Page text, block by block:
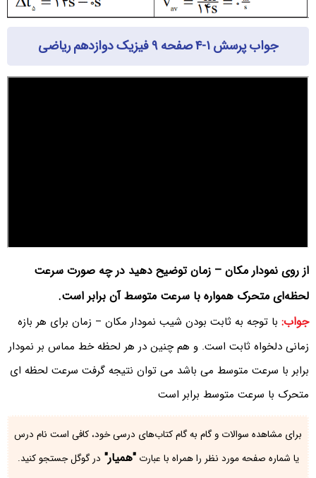
جواب پرسش ۱-۴ صفحه ۹ فیزیک دوازدهم ریاضی
از روی نمودار مکان – زمان توضیح دهید در چه صورت سرعت
لحظه‌ای متحرک همواره با سرعت متوسط آن برابر است.
جواب: با توجه به ثابت بودن شیب نمودار مکان – زمان برای هر بازه
زمانی دلخواه ثابت است. و هم چنین در هر لحظه خط مماس بر نمودار
برابر با سرعت متوسط می باشد می توان نتیجه گرفت سرعت لحظه ای
متحرک با سرعت متوسط برابر است
برای مشاهده سوالات و گام به گام کتاب‌های درسی خود، کافی است نام درس
یا شماره صفحه مورد نظر را همراه با عبارت"همیار" در گوگل جستجو کنید.